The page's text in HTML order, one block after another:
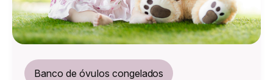
Banco de óvulos congelados